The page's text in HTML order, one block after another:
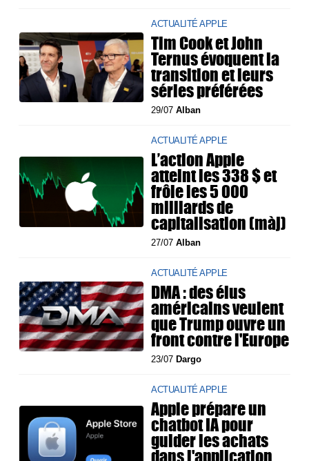
ACTUALITÉ APPLE
Tim Cook et John
Ternus évoquent la
transition et leurs
séries préférées
29/07Alban
ACTUALITÉ APPLE
L’action Apple
atteint les 338 $ et
frôle les 5 000
milliards de
capitalisation (màj)
27/07Alban
ACTUALITÉ APPLE
DMA : des élus
américains veulent
que Trump ouvre un
front contre l'Europe
23/07 Dargo
ACTUALITÉ APPLE
Apple prépare un
chatbot IA pour
guider les achats